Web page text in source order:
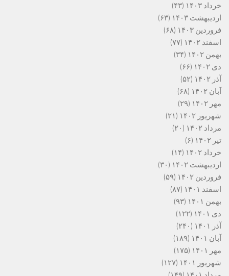
خرداد ۱۴۰۳
(۴۳)
اردیبهشت ۱۴۰۳
(۶۳)
فروردین ۱۴۰۳
(۶۸)
اسفند ۱۴۰۲
(۷۷)
بهمن ۱۴۰۲
(۳۴)
دی ۱۴۰۲
(۶۶)
آذر ۱۴۰۲
(۵۲)
آبان ۱۴۰۲
(۶۸)
مهر ۱۴۰۲
(۲۹)
شهریور ۱۴۰۲
(۲۱)
مرداد ۱۴۰۲
(۲۰)
تیر ۱۴۰۲
(۶)
خرداد ۱۴۰۲
(۱۴)
اردیبهشت ۱۴۰۲
(۳۰)
فروردین ۱۴۰۲
(۵۹)
اسفند ۱۴۰۱
(۸۷)
بهمن ۱۴۰۱
(۹۳)
دی ۱۴۰۱
(۱۲۲)
آذر ۱۴۰۱
(۲۴۰)
آبان ۱۴۰۱
(۱۸۹)
مهر ۱۴۰۱
(۱۷۵)
شهریور ۱۴۰۱
(۱۲۷)